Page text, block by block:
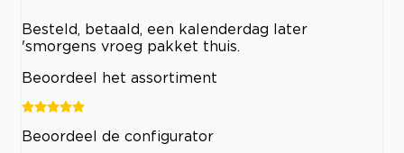
Besteld, betaald, een kalenderdag later
'smorgens vroeg pakket thuis.
Beoordeel het assortiment
Beoordeel de configurator